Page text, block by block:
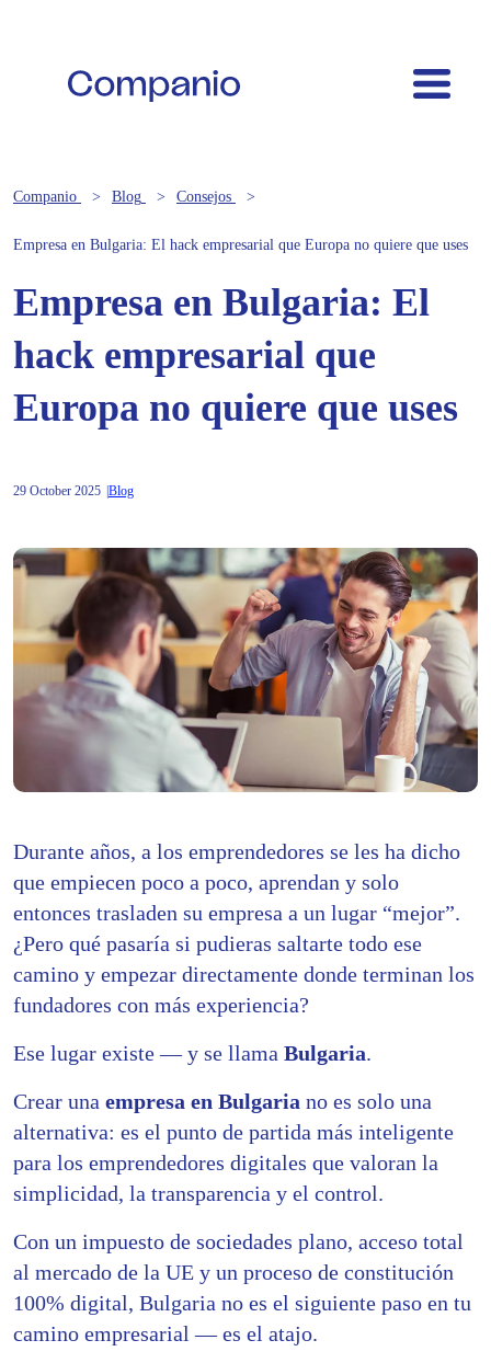
Companio Blog Consejos
Empresa en Bulgaria: El hack empresarial que Europa no quiere que uses
Empresa en Bulgaria: El
hack empresarial que
Europa no quiere que uses
29 October 2025 Blog
Durante años, a los emprendedores se les ha dicho
que empiecen poco a poco, aprendan y solo
entonces trasladen su empresa a un lugar “mejor”.
¿Pero qué pasaría si pudieras saltarte todo ese
camino y empezar directamente donde terminan los
fundadores con más experiencia?
Ese lugar existe — y se llama Bulgaria.
Crear una empresa en Bulgaria no es solo una
alternativa: es el punto de partida más inteligente
para los emprendedores digitales que valoran la
simplicidad, la transparencia y el control.
Con un impuesto de sociedades plano, acceso total
al mercado de la UE y un proceso de constitución
100% digital, Bulgaria no es el siguiente paso en tu
camino empresarial — es el atajo.